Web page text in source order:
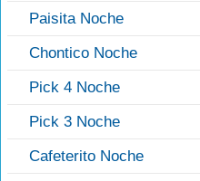
Paisita Noche
Chontico Noche
Pick 4 Noche
Pick 3 Noche
Cafeterito Noche